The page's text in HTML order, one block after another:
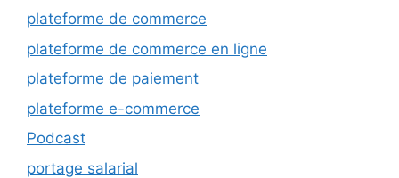
plateforme de commerce
plateforme de commerce en ligne
plateforme de paiement
plateforme e-commerce
Podcast
portage salarial